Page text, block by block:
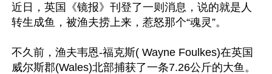
近日，英国《镜报》刊登了一则消息，说的就是人
转生成鱼，被渔夫捞上来，惹怒那个“魂灵”。
不久前，渔夫韦恩-福克斯( Wayne Foulkes)在英国
威尔斯郡(Wales)北部捕获了一条7.26公斤的大鱼。